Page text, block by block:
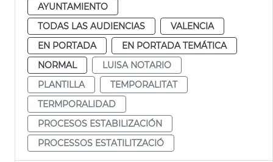
AYUNTAMIENTO
TODAS LAS AUDIENCIAS
VALENCIA
EN PORTADA
EN PORTADA TEMÁTICA
NORMAL
LUISA NOTARIO
PLANTILLA
TEMPORALITAT
TERMPORALIDAD
PROCESOS ESTABILIZACIÓN
PROCESSOS ESTATILITZACIÓ